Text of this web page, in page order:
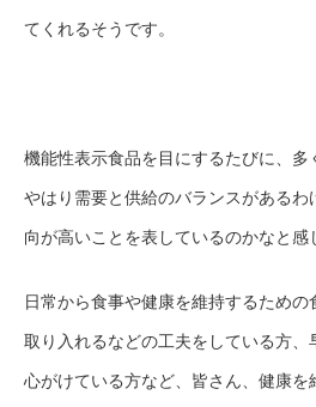
てくれるそうです。
機能性表示食品を目にするたびに、多
やはり需要と供給のバランスがある
向が高いことを表しているのかなと感
日常から食事や健康を維持するため
取り入れるなどの工夫をしている方、
心がけている方など、皆さん、健康を